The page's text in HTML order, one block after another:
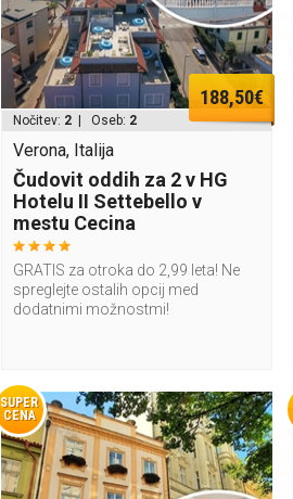
188,50€
Nočitev: 2 | Oseb: 2
Verona, Italija
Čudovit oddih za 2 v HG
Hotelu II Settebello v
mestu Cecina
GRATIS za otroka do 2,99 leta! Ne
spreglejte ostalih opcij med
dodatnimi možnostmi!
SUPER
CENA